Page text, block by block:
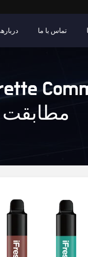
تماس با ما
] مطابقت 2